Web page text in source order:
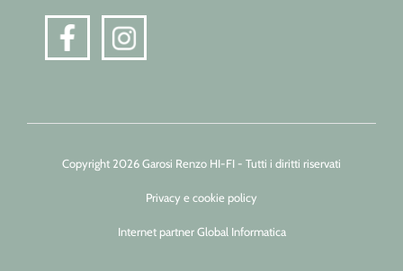
Copyright 2026 Garosi Renzo HI-FI - Tutti i diritti riservati
Privacy e cookie policy
Internet partner Global Informatica